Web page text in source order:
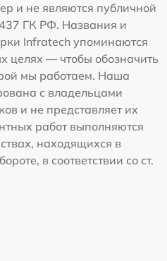
и не являются публичной
437 ГК РФ. Названия и
Infratech упоминаются
целях — чтобы обозначить
мы работаем. Наша
с владельцами
и не представляет их
работ выполняются
находящихся в
в соответствии со ст.